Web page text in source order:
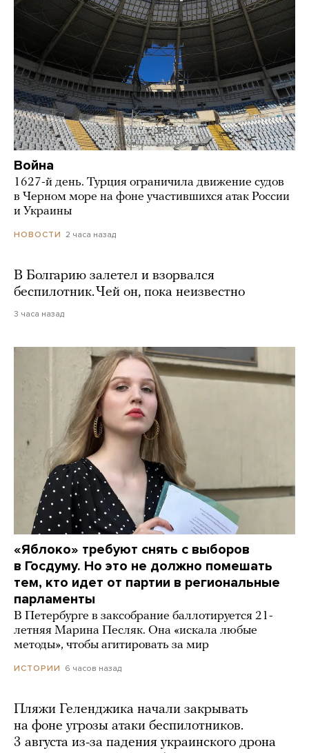
Война
1627-й день. Турция ограничила движение судов
в Черном море на фоне участившихся атак России
и Украины
НОВОСТИ 2 часа назад
В Болгарию залетел и взорвался
беспилотник. Чей он, пока неизвестно
3 часа назад
«Яблоко» требуют снять с выборов
в Госдуму. Но это не должно помешать
тем, кто идет от партии в региональные
парламенты
В Петербурге в заксобрание баллотируется 21-
летняя Марина Песляк. Она «искала любые
методы», чтобы агитировать за мир
ИСТОРИИ 6 часов назад
Пляжи Геленджика начали закрывать
на фоне угрозы атаки беспилотников.
3 августа из-за падения украинского дрона